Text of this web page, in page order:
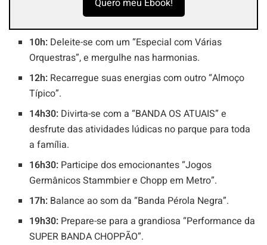
Quero meu Ebook!
10h: Deleite-se com um “Especial com Várias
Orquestras”, e mergulhe nas harmonias.
12h: Recarregue suas energias com outro “Almoço
Típico”.
14h30: Divirta-se com a “BANDA OS ATUAIS” e
desfrute das atividades lúdicas no parque para toda
a família.
16h30: Participe dos emocionantes “Jogos
Germânicos Stammbier e Chopp em Metro”.
17h: Balance ao som da “Banda Pérola Negra”.
19h30: Prepare-se para a grandiosa “Performance da
SUPER BANDA CHOPPÃO”.